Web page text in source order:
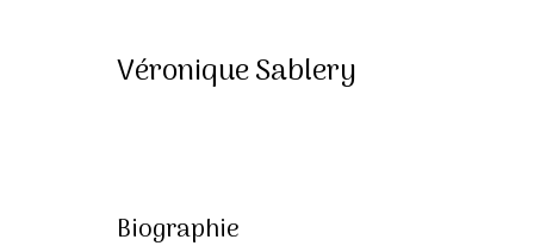
Véronique Sablery
Biographie